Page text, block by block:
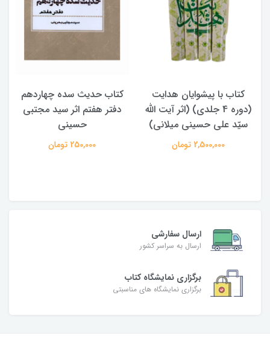
کتاب با پیشوایان هدایت
(دوره 4 جلدی) (اثر آیت الله
سیّد علی حسینی میلانی)
2,500,000 تومان
کتاب حدیث سده چهاردهم
دفتر هفتم اثر سید مجتبی
حسینی
250,000 تومان
ارسال سفارشی
ارسال به سراسر کشور
برگزاری نمایشگاه کتاب
برگزاری نمایشگاه های مناسبتی